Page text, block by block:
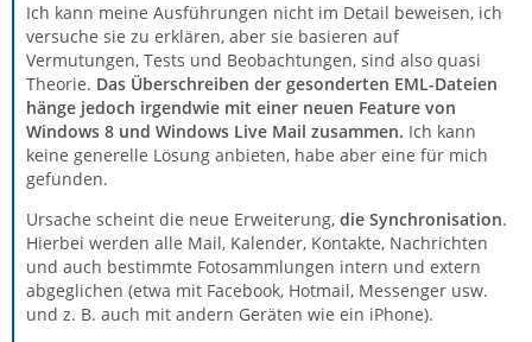
Ich kann meine Ausführungen nicht im Detail beweisen, ich
versuche sie zu erklären, aber sie basieren auf
Vermutungen, Tests und Beobachtungen, sind also quasi
Theorie. Das Überschreiben der gesonderten EML-Dateien
hänge jedoch irgendwie mit einer neuen Feature von
Windows 8 und Windows Live Mail zusammen. Ich kann
keine generelle Lösung anbieten, habe aber eine für mich
gefunden.
Ursache scheint die neue Erweiterung, die Synchronisation.
Hierbei werden alle Mail, Kalender, Kontakte, Nachrichten
und auch bestimmte Fotosammlungen intern und extern
abgeglichen (etwa mit Facebook, Hotmail, Messenger usw.
und z. B. auch mit andern Geräten wie ein iPhone).